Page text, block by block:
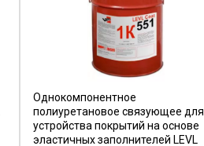
Однокомпонентное
полиуретановое связующее для
устройства покрытий на основе
эластичных заполнителей LEVL